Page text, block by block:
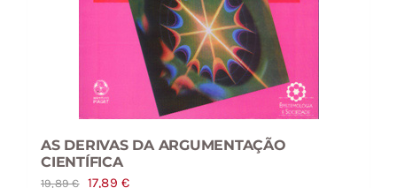
AS DERIVAS DA ARGUMENTAÇÃO
CIENTÍFICA
19,89€
O
17,89€O